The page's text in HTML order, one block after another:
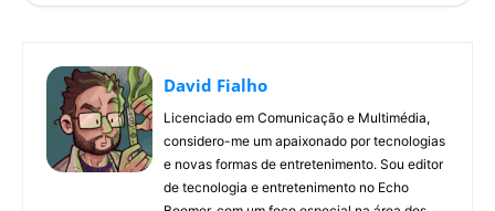
David Fialho
Licenciado em Comunicação e Multimédia,
considero-me um apaixonado por tecnologias
e novas formas de entretenimento. Sou editor
de tecnologia e entretenimento no Echo